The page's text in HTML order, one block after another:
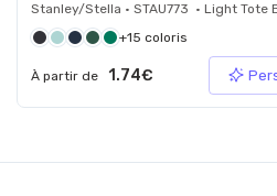
Stanley/Stella • STAU773 • Light Tote
+15 coloris
À partir de 1.74€